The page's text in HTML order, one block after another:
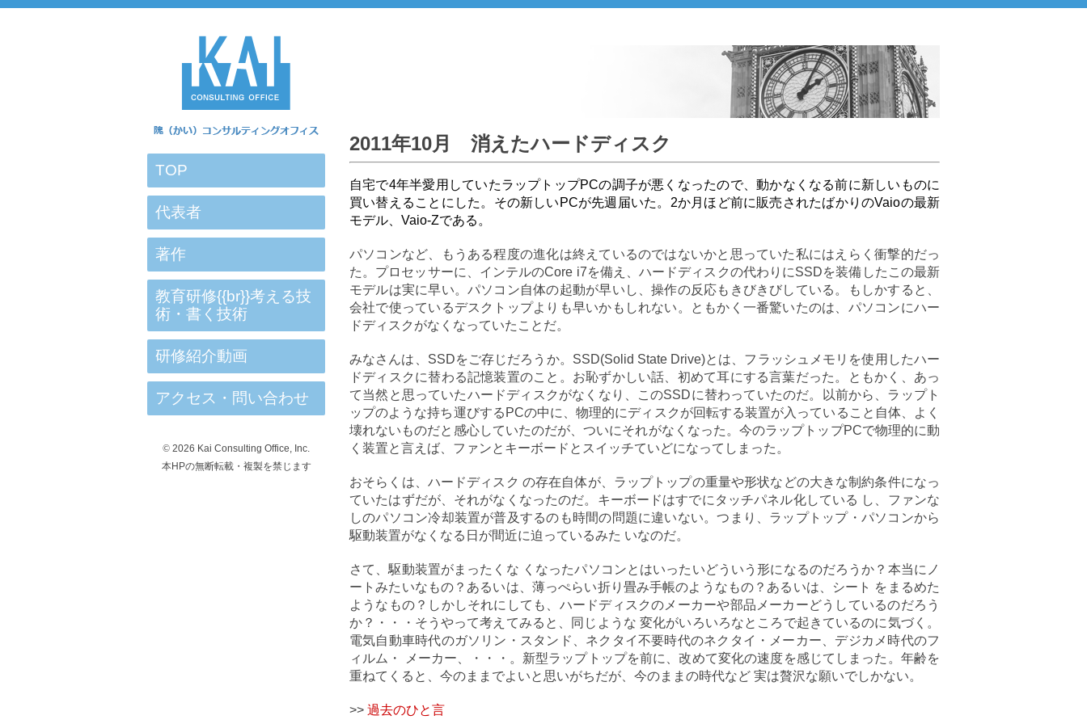
TOP
代表者
著作
教育研修{{br}}考える技
術・書く技術
研修紹介動画
アクセス・問い合わせ
© 2026 Kai Consulting Office, Inc.
本HPの無断転載・複製を禁じます
2011年10月 消えたハードディスク
自宅で4年半愛用していたラップトップPCの調子が悪くなったので、動かなくなる前に新しいものに
買い替えることにした。その新しいPCが先週届いた。2か月ほど前に販売されたばかりのVaioの最新
モデル、Vaio-Zである。
パソコンなど、もうある程度の進化は終えているのではないかと思っていた私にはえらく衝撃的だっ
た。プロセッサーに、インテルのCore i7を備え、ハードディスクの代わりにSSDを装備したこの最新
モデルは実に早い。パソコン自体の起動が早いし、操作の反応もきびきびしている。もしかすると、
会社で使っているデスクトップよりも早いかもしれない。ともかく一番驚いたのは、パソコンにハー
ドディスクがなくなっていたことだ。
みなさんは、SSDをご存じだろうか。SSD(Solid State Drive)とは、フラッシュメモリを使用したハー
ドディスクに替わる記憶装置のこと。お恥ずかしい話、初めて耳にする言葉だった。ともかく、あっ
て当然と思っていたハードディスクがなくなり、このSSDに替わっていたのだ。以前から、ラップト
ップのような持ち運びするPCの中に、物理的にディスクが回転する装置が入っていること自体、よく
壊れないものだと感心していたのだが、ついにそれがなくなった。今のラップトップPCで物理的に動
く装置と言えば、ファンとキーボードとスイッチていどになってしまった。
おそらくは、ハードディスク の存在自体が、ラップトップの重量や形状などの大きな制約条件になっ
ていたはずだが、それがなくなったのだ。キーボードはすでにタッチパネル化している し、ファンな
しのパソコン冷却装置が普及するのも時間の問題に違いない。つまり、ラップトップ・パソコンから
駆動装置がなくなる日が間近に迫っているみた いなのだ。
さて、駆動装置がまったくな くなったパソコンとはいったいどういう形になるのだろうか？本当にノ
ートみたいなもの？あるいは、薄っぺらい折り畳み手帳のようなもの？あるいは、シート をまるめた
ようなもの？しかしそれにしても、ハードディスクのメーカーや部品メーカーどうしているのだろう
か？・・・そうやって考えてみると、同じような 変化がいろいろなところで起きているのに気づく。
電気自動車時代のガソリン・スタンド、ネクタイ不要時代のネクタイ・メーカー、デジカメ時代のフ
ィルム・ メーカー、・・・。新型ラップトップを前に、改めて変化の速度を感じてしまった。年齢を
重ねてくると、今のままでよいと思いがちだが、今のままの時代など 実は贅沢な願いでしかない。
>> 過去のひと言